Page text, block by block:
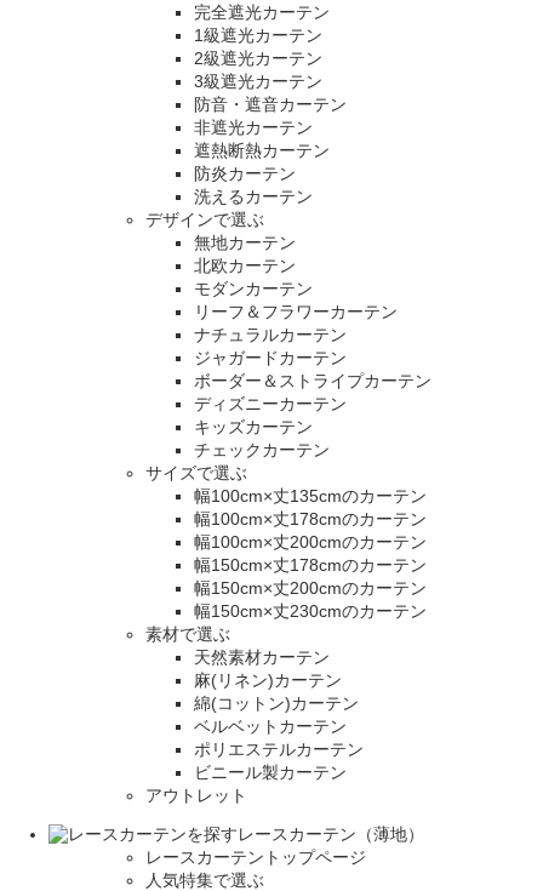
完全遮光カーテン
1級遮光カーテン
2級遮光カーテン
3級遮光カーテン
防音・遮音カーテン
非遮光カーテン
遮熱断熱カーテン
防炎カーテン
洗えるカーテン
デザインで選ぶ
無地カーテン
北欧カーテン
モダンカーテン
リーフ＆フラワーカーテン
ナチュラルカーテン
ジャガードカーテン
ボーダー＆ストライプカーテン
ディズニーカーテン
キッズカーテン
チェックカーテン
サイズで選ぶ
幅100cm×丈135cmのカーテン
幅100cm×丈178cmのカーテン
幅100cm×丈200cmのカーテン
幅150cm×丈178cmのカーテン
幅150cm×丈200cmのカーテン
幅150cm×丈230cmのカーテン
素材で選ぶ
天然素材カーテン
麻(リネン)カーテン
綿(コットン)カーテン
ベルベットカーテン
ポリエステルカーテン
ビニール製カーテン
アウトレット
レースカーテン（薄地）
レースカーテントップページ
人気特集で選ぶ